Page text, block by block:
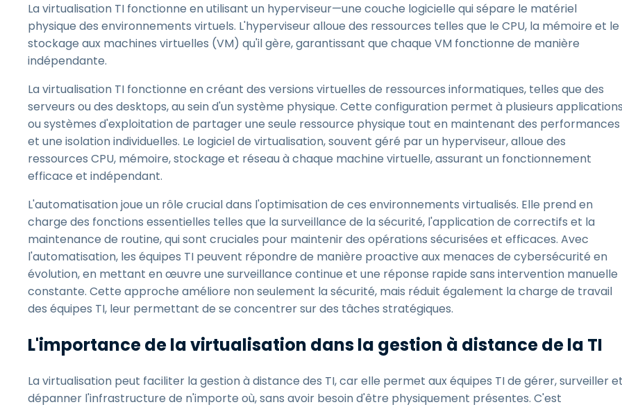
La virtualisation TI fonctionne en utilisant un hyperviseur—une couche logicielle qui sépare le matériel
physique des environnements virtuels. L'hyperviseur alloue des ressources telles que le CPU, la mémoire et le
stockage aux machines virtuelles (VM) qu'il gère, garantissant que chaque VM fonctionne de manière
indépendante.
La virtualisation TI fonctionne en créant des versions virtuelles de ressources informatiques, telles que des
serveurs ou des desktops, au sein d'un système physique. Cette configuration permet à plusieurs
ou systèmes d'exploitation de partager une seule ressource physique tout en maintenant des performances
et une isolation individuelles. Le logiciel de virtualisation, souvent géré par un hyperviseur, alloue des
ressources CPU, mémoire, stockage et réseau à chaque machine virtuelle, assurant un fonctionnement
efficace et indépendant.
L'automatisation joue un rôle crucial dans l'optimisation de ces environnements virtualisés. Elle prend en
charge des fonctions essentielles telles que la surveillance de la sécurité, l'application de correctifs et la
maintenance de routine, qui sont cruciales pour maintenir des opérations sécurisées et efficaces. Avec
l'automatisation, les équipes TI peuvent répondre de manière proactive aux menaces de cybersécurité en
évolution, en mettant en œuvre une surveillance continue et une réponse rapide sans intervention manuelle
constante. Cette approche améliore non seulement la sécurité, mais réduit également la charge de travail
des équipes TI, leur permettant de se concentrer sur des tâches stratégiques.
L'importance de la virtualisation dans la gestion à distance de la TI
La virtualisation peut faciliter la gestion à distance des TI, car elle permet aux équipes TI de gérer, surveiller
dépanner l'infrastructure de n'importe où, sans avoir besoin d'être physiquement présentes. C'est